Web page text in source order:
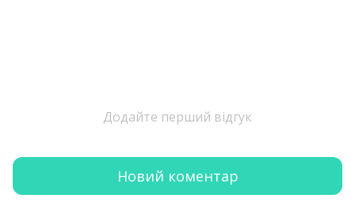
Додайте перший відгук
Новий коментар